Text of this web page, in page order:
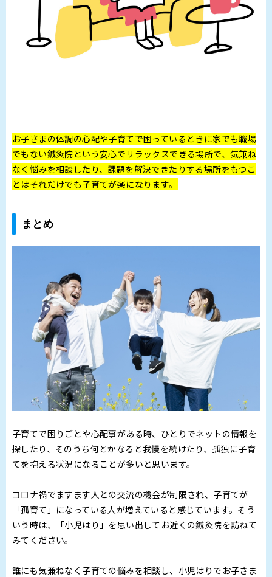
お子さまの体調の心配や子育てで困っているときに家でも職場
でもない鍼灸院という安心でリラックスできる場所で、気兼ね
なく悩みを相談したり、課題を解決できたりする場所をもつこ
とはそれだけでも子育てが楽になります。
まとめ
子育てで困りごとや心配事がある時、ひとりでネットの情報を
探したり、そのうち何とかなると我慢を続けたり、孤独に子育
てを抱える状況になることが多いと思います。
コロナ禍でますます人との交流の機会が制限され、子育てが
「孤育て」になっている人が増えていると感じています。そう
いう時は、「小児はり」を思い出してお近くの鍼灸院を訪ねて
みてください。
誰にも気兼ねなく子育ての悩みを相談し、小児はりでお子さま